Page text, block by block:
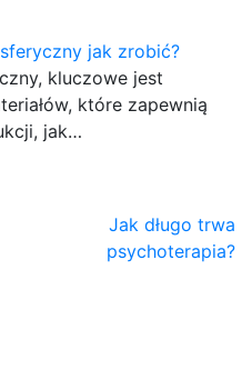
jak zrobić?
kluczowe jest
które zapewnią
jak…
Jak długo trwa
psychoterapia?